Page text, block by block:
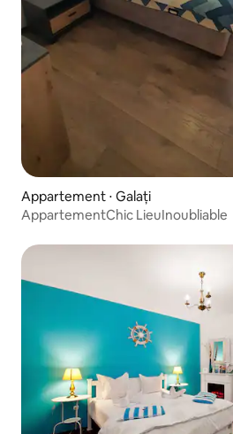
Appartement ⋅ Galați
AppartementChic LieuInoubliable